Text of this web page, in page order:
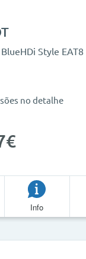
Style EAT8
no detalhe
Info